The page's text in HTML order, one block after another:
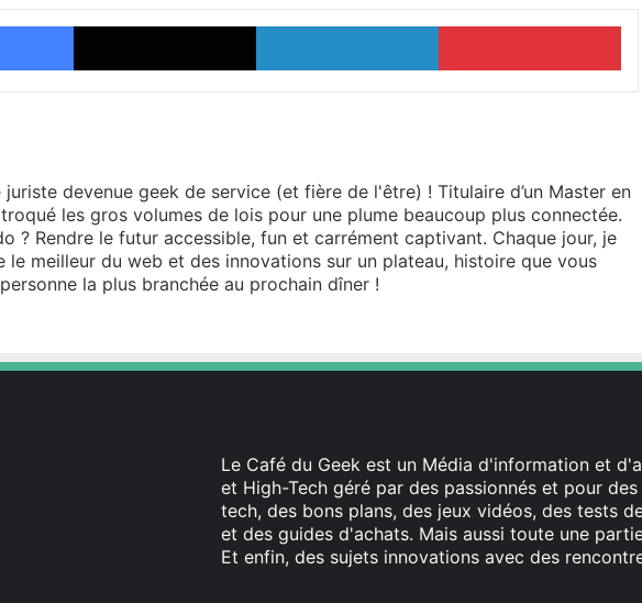
Facebook X Linkedin
juriste devenue geek de service (et fière de l'être) ! Titulaire d’un Master en
troqué les gros volumes de lois pour une plume beaucoup plus connectée.
? Rendre le futur accessible, fun et carrément captivant. Chaque jour, je
le meilleur du web et des innovations sur un plateau, histoire que vous
la plus branchée au prochain dîner !
Le Café du Geek est un Média d'information et
et High-Tech géré par des passionnés et pour
tech, des bons plans, des jeux vidéos, des tests
et des guides d'achats. Mais aussi toute une
Et enfin, des sujets innovations avec des